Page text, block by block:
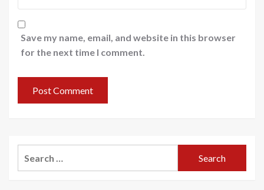
Save my name, email, and website in this browser
for the next time I comment.